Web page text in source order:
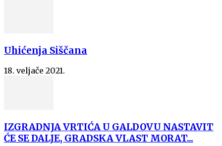
Uhićenja Siščana
18. veljače 2021.
IZGRADNJA VRTIĆA U GALDOVU NASTAVIT
ĆE SE DALJE, GRADSKA VLAST MORAT...